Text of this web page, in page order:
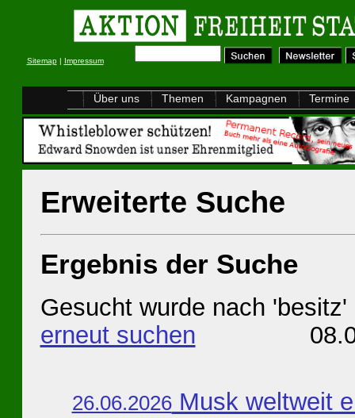
Sitemap| Impressum
Über uns Themen Kampagnen Termine
Erweiterte Suche
Ergebnis der Suche
Gesucht wurde nach 'besitz'
erneut suchen
26.06.2026Musk weltweit